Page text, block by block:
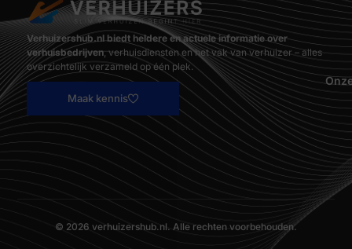
Verhuizershub.nl biedt heldere en actuele informatie over
verhuisbedrijven, verhuisdiensten en het vak van verhuizer – alles
overzichtelijk verzameld op één plek.
Maak kennis
© 2026 verhuizershub.nl. Alle rechten voorbehouden.